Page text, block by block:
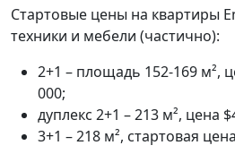
Стартовые цены на квартиры
техники и мебели (частично):
2+1 – площадь 152-169 м²,
000;
дуплекс 2+1 – 213 м², цена
3+1 – 218 м², стартовая